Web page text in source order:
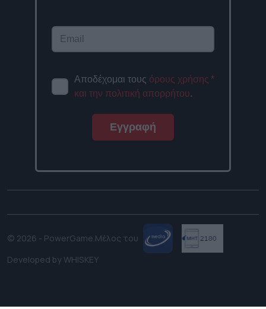
Αποδέχομαι τους όρους χρήσης
και την πολιτική απορρήτου.
*
Εγγραφή
© 2026 - PowerGame.Μέλος του
Developed by WHISKEY